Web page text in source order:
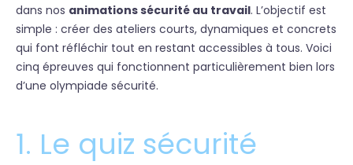
dans nos animations sécurité au travail. L’objectif est
simple : créer des ateliers courts, dynamiques et concrets
qui font réfléchir tout en restant accessibles à tous. Voici
cinq épreuves qui fonctionnent particulièrement bien lors
d’une olympiade sécurité.
1. Le quiz sécurité